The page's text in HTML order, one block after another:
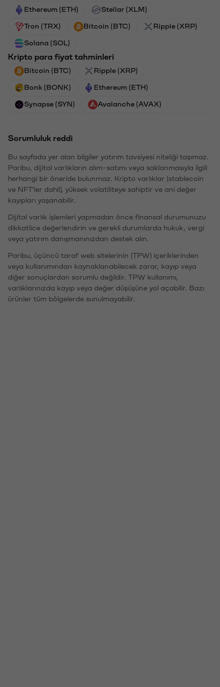
Ethereum (ETH) Stellar (XLM)
Tron (TRX) Bitcoin (BTC) Ripple (XRP)
Solana (SOL)
Kripto para fiyat tahminleri
Bitcoin (BTC) Ripple (XRP)
Bonk (BONK) Ethereum (ETH)
Synapse (SYN) Avalanche (AVAX)
Sorumluluk reddi
Bu sayfada yer alan bilgiler yatırım tavsiyesi niteliği taşımaz.
Paribu, dijital varlıkların alım-satımı veya saklanmasıyla ilgili
herhangi bir öneride bulunmaz. Kripto varlıklar (stablecoin
ve NFT'ler dahil), yüksek volatiliteye sahiptir ve ani değer
kayıpları yaşanabilir.
Dijital varlık işlemleri yapmadan önce finansal durumunuzu
dikkatlice değerlendirin ve gerekli durumlarda hukuk, vergi
veya yatırım danışmanınızdan destek alın.
Paribu, üçüncü taraf web sitelerinin (TPW) içeriklerinden
veya kullanımından kaynaklanabilecek zarar, kayıp veya
diğer sonuçlardan sorumlu değildir. TPW kullanımı,
varlıklarınızda kayıp veya değer düşüşüne yol açabilir. Bazı
ürünler tüm bölgelerde sunulmayabilir.